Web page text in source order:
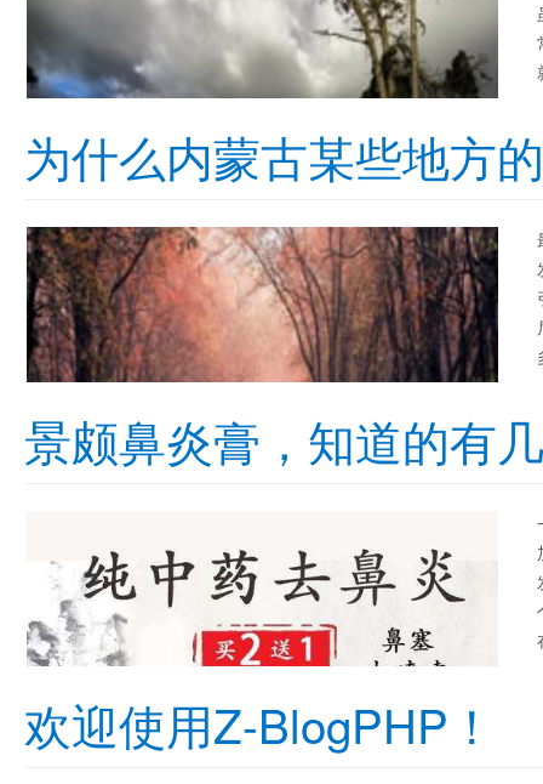
为什么内蒙古某些地方
景颇鼻炎膏，知道的有
欢迎使用Z-BlogPHP！